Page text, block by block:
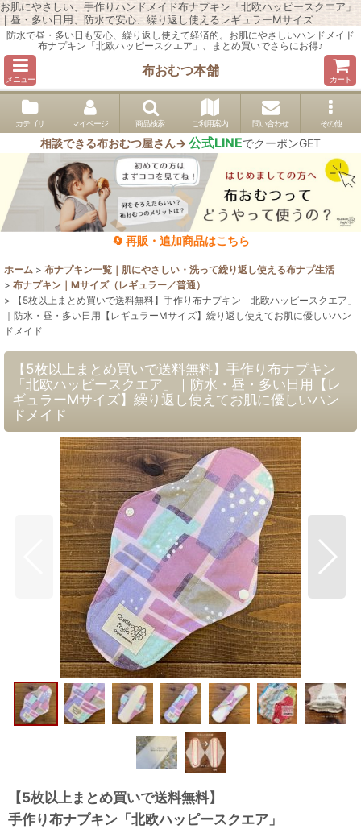
お肌にやさしい、手作りハンドメイド布ナプキン「北欧ハッピースクエア」
｜昼・多い日用、防水で安心、繰り返し使えるレギュラーMサイズ
防水で昼・多い日も安心、繰り返し使えて経済的。お肌にやさしいハンドメイド
布ナプキン「北欧ハッピースクエア」、まとめ買いでさらにお得♪
メニュー
布おむつ本舗
カート
カテゴリ マイページ 商品検索 ご利用案内 問い合わせ その他
相談できる布おむつ屋さん→ 公式LINEでクーポンGET
🔄 再販・追加商品はこちら
ホーム > 布ナプキン一覧｜肌にやさしい・洗って繰り返し使える布ナプ生活
> 布ナプキン｜Mサイズ（レギュラー／普通）
>
【5枚以上まとめ買いで送料無料】手作り布ナプキン「北欧ハッピースクエア」
｜防水・昼・多い日用【レギュラーMサイズ】繰り返し使えてお肌に優しいハン
ドメイド
【5枚以上まとめ買いで送料無料】手作り布ナプキン
「北欧ハッピースクエア」｜防水・昼・多い日用【レ
ギュラーMサイズ】繰り返し使えてお肌に優しいハン
ドメイド
【5枚以上まとめ買いで送料無料】
手作り布ナプキン「北欧ハッピースクエア」